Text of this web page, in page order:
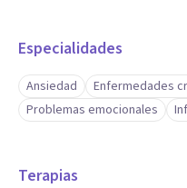
Especialidades
Ansiedad Enfermedades
Problemas emocionales
Terapias